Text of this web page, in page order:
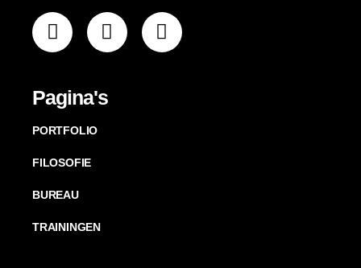
Pagina's
PORTFOLIO
FILOSOFIE
BUREAU
TRAININGEN